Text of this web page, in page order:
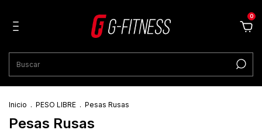
0
Inicio . PESO LIBRE . Pesas Rusas
Pesas Rusas